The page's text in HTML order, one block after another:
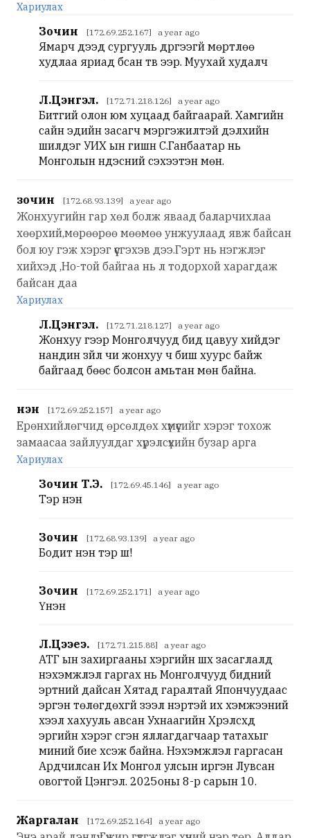
Хариулах
Зочин [172.69.252.167] a year ago
Ямарч дээд сургууль дүүргээгүй мөртлөө
худлаа яриад бсан тв ээр. Муухай худалч
Л.Цэнгэл. [172.71.218.126] a year ago
Битгий олон юм хуцаад байгаарай. Хамгийн
сайн эдийн засагч мэргэжилтэй дэлхийн
шилдэг УИХ ын гишүүн С.Ганбаатар нь
Монголын үндэсний сэхээтэн мөн.
зочин [172.68.93.139] a year ago
Жонхуугийн гар хөл болж яваад баларчихлаа
хөөрхий,мөрөөрөө мөөмөө унжуулаад явж байсан
бол юу гэж хэрэг үүсгэхэв дээ.Гэрт нь нэгжлэг
хийхэд ,Но-той байгаа нь л тодорхой харагдаж
байсан даа
Хариулах
Л.Цэнгэл. [172.71.218.127] a year ago
Жонхуу үүгээр Монголчууд бид цавуу хийдэг
нандин зүйл чи жонхуу ч биш хуурс байж
байгаад бөөс болсон амьтан мөн байна.
Үнэн [172.69.252.157] a year ago
Eрөнхийлөгчид өрсөлдөх хүмүүсийг хэрэг тохож
замаасаа зайлуулдаг хүрэлсүхийн бузар арга
Хариулах
Зочин Т.Э. [172.69.45.146] a year ago
Тэр үнэн
Зочин [172.68.93.139] a year ago
Бодит үнэн тэр шүү!
Зочин [172.69.252.171] a year ago
Үнэн
Л.Цээеэ. [172.71.215.88] a year ago
АТГ ын захиргааны хэргийн шүүх засаглалд
нэхэмжлэл гаргах нь Монголчууд бидний
эртний дайсан Хятад гаралтай Япончуудаас
эргэн төлөгдөхгүй зээл нэртэй их хэмжээний
хээл хахууль авсан Ухнаагийн Хүрэлсүхд
эрүүгийн хэрэг үүсгэн яллагдагчаар татахыг
миний бие хүсэж байна. Нэхэмжлэл гаргасан
Ардчилсан Их Монгол улсын иргэн Лувсан
овогтой Цэнгэл. 2025оны 8-р сарын 10.
Жаргалан [172.69.252.164] a year ago